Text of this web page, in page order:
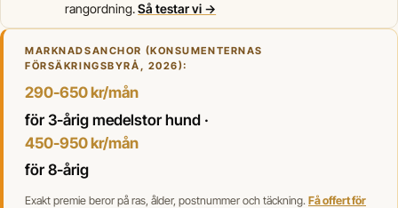
rangordning.Så testar vi →
MARKNADSANCHOR (KONSUMENTERNAS
FÖRSÄKRINGSBYRÅ, 2026):
290-650 kr/mån
för 3-årig medelstor hund ·
450-950 kr/mån
för 8-årig
Exakt premie beror på ras, ålder, postnummer och täckning. Få offert för